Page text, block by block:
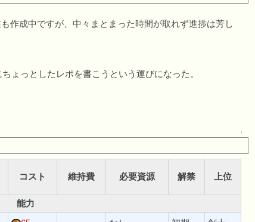
作成中ですが、中々まとまった時間が取れず進捗は芳し
ょっとしたレポを書こうという運びになった。
↑
コスト 維持費 必要資源 解禁
上位
能力